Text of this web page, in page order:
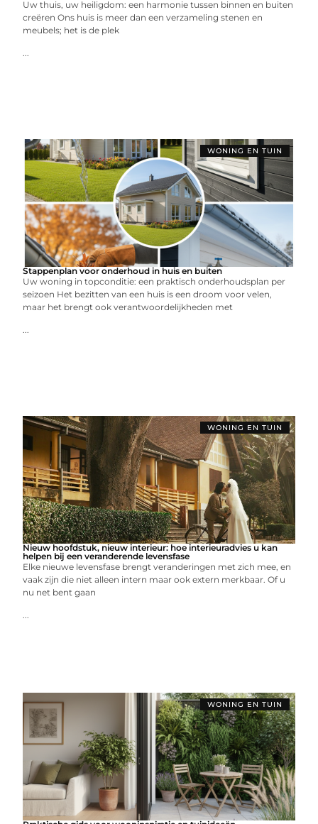
Uw thuis, uw heiligdom: een harmonie tussen binnen en buiten
creëren Ons huis is meer dan een verzameling stenen en
meubels; het is de plek
...
WONING EN TUIN
Stappenplan voor onderhoud in huis en buiten
Uw woning in topconditie: een praktisch onderhoudsplan per
seizoen Het bezitten van een huis is een droom voor velen,
maar het brengt ook verantwoordelijkheden met
...
WONING EN TUIN
Nieuw hoofdstuk, nieuw interieur: hoe interieuradvies u kan
helpen bij een veranderende levensfase
Elke nieuwe levensfase brengt veranderingen met zich mee, en
vaak zijn die niet alleen intern maar ook extern merkbaar. Of u
nu net bent gaan
...
WONING EN TUIN